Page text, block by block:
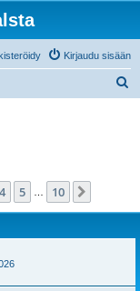
Kirjaudu sisään
4 5 10